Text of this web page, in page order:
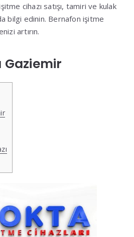
cihazı satışı, tamiri ve kulak
bilgi edinin. Bernafon işitme
artırın.
Gaziemir